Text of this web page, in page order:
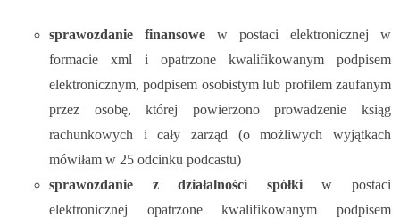
sprawozdanie finansowe w postaci elektronicznej w
formacie xml i opatrzone kwalifikowanym podpisem
elektronicznym, podpisem osobistym lub profilem zaufanym
przez osobę, której powierzono prowadzenie ksiąg
rachunkowych i cały zarząd (o możliwych wyjątkach
mówiłam w 25 odcinku podcastu)
sprawozdanie z działalności spółkiw postaci
elektronicznej opatrzonekwalifikowanym podpisem